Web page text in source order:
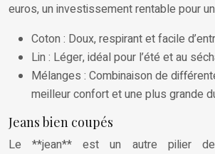
euros, un investissement rentable pour
Coton : Doux, respirant et facile
Lin : Léger, idéal pour l’été et au
Mélanges : Combinaison de
meilleur confort et une plus grande
Jeans bien coupés
Le **jean** est un autre pilier